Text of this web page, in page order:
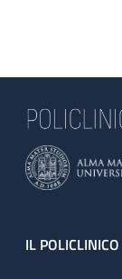
Footer
IL POLICLINICO